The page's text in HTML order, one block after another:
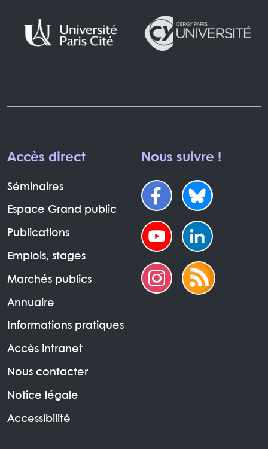
Accès direct
Séminaires
Espace Grand public
Publications
Emplois, stages
Marchés publics
Annuaire
Informations pratiques
Accès intranet
Nous contacter
Notice légale
Accessibilité
Nous suivre !